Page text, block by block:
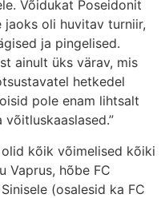
Võidukat Poseidonit
jaoks oli huvitav turniir,
ja pingelised.
ainult üks värav, mis
hetkedel
pole enam lihtsalt
kõik võimelised kõiki
Vaprus, hõbe FC
(osalesid ka FC